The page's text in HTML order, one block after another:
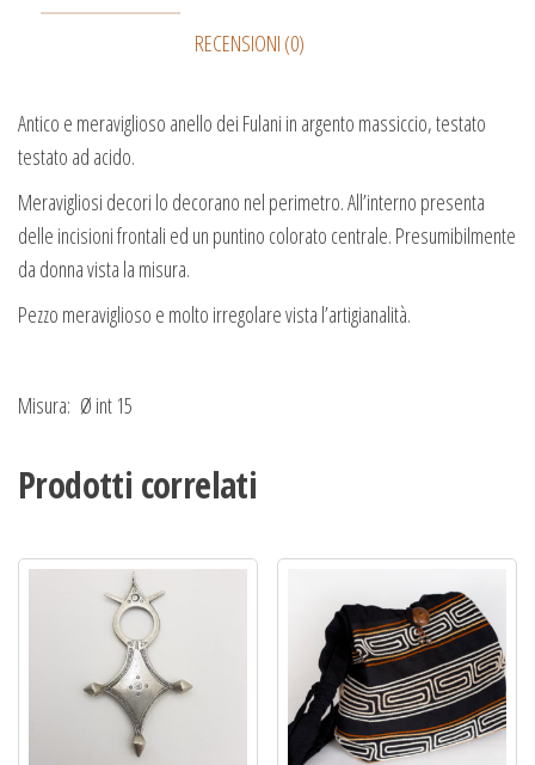
RECENSIONI (0)
Antico e meraviglioso anello dei Fulani in argento massiccio, testato
testato ad acido.
Meravigliosi decori lo decorano nel perimetro. All’interno presenta
delle incisioni frontali ed un puntino colorato centrale. Presumibilmente
da donna vista la misura.
Pezzo meraviglioso e molto irregolare vista l’artigianalità.
Misura: Ø int 15
Prodotti correlati